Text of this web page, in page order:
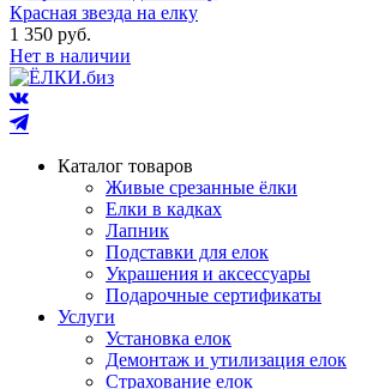
Красная звезда на елку
1 350 руб.
Нет в наличии
Каталог товаров
Живые срезанные ёлки
Елки в кадках
Лапник
Подставки для елок
Украшения и аксессуары
Подарочные сертификаты
Услуги
Установка елок
Демонтаж и утилизация елок
Страхование елок